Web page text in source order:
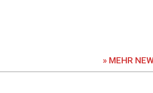
» MEHR